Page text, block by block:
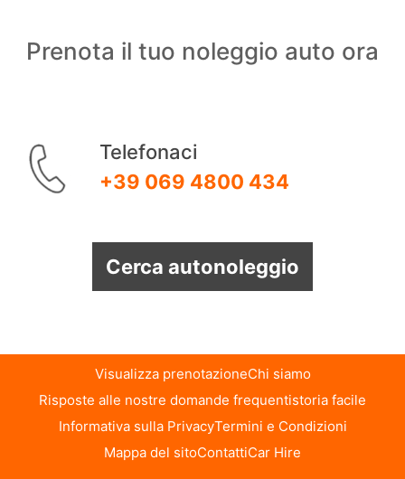
Prenota il tuo noleggio auto ora
Telefonaci
+39 069 4800 434
Cerca autonoleggio
Visualizza prenotazioneChi siamo
Risposte alle nostre domande frequentistoria facile
Informativa sulla PrivacyTermini e Condizioni
Mappa del sitoContattiCar Hire